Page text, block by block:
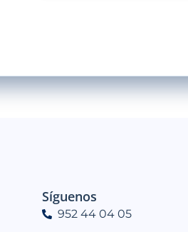
Síguenos
952 44 04 05